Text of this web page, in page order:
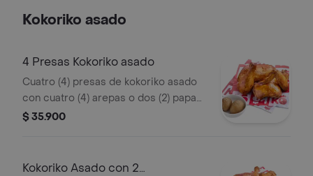
Kokoriko asado
4 Presas Kokoriko asado
Cuatro (4) presas de kokoriko asado
con cuatro (4) arepas o dos (2) papas
saladas y 1 und de aji
$ 35.900
Kokoriko Asado con 2